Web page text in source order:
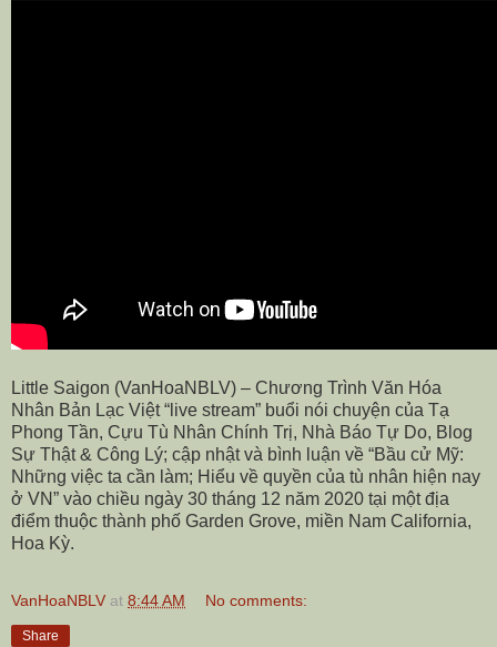
Little Saigon (VanHoaNBLV) – Chương Trình Văn Hóa
Nhân Bản Lạc Việt “live stream” buổi nói chuyện của Tạ
Phong Tần, Cựu Tù Nhân Chính Trị, Nhà Báo Tự Do, Blog
Sự Thật & Công Lý; cập nhật và bình luận về “Bầu cử Mỹ:
Những việc ta cần làm; Hiểu về quyền của tù nhân hiện nay
ở VN” vào chiều ngày 30 tháng 12 năm 2020 tại một địa
điểm thuộc thành phố Garden Grove, miền Nam California,
Hoa Kỳ.
VanHoaNBLV at 8:44 AM No comments:
Share